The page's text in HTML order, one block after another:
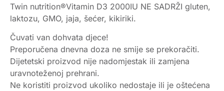
Twin nutrition®Vitamin D3 2000IU NE SADRŽI gluten,
laktozu, GMO, jaja, šećer, kikiriki.
Čuvati van dohvata djece!
Preporučena dnevna doza ne smije se prekoračiti.
Dijetetski proizvod nije nadomjestak ili zamjena
uravnoteženoj prehrani.
Ne koristiti proizvod ukoliko nedostaje ili je oštećena